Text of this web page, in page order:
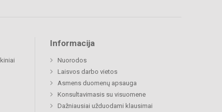
Informacija
Nuorodos
Laisvos darbo vietos
Asmens duomenų apsauga
Konsultavimasis su visuomene
Dažniausiai užduodami klausimai